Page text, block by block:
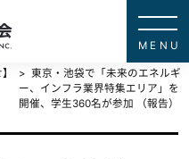
東京・池袋で「未来のエネルギ
ー、インフラ業界特集エリア」を
開催、学生360名が参加 （報告）